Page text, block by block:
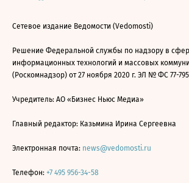
Сетевое издание Ведомости (Vedomosti)
Решение Федеральной службы по надзору в
информационных технологий и массовых
(Роскомнадзор) от 27 ноября 2020 г. ЭЛ № ФС 77-
Учредитель: АО «Бизнес Ньюс Медиа»
Главный редактор: Казьмина Ирина Сергеевна
Электронная почта: news@vedomosti.ru
Телефон: +7 495 956-34-58